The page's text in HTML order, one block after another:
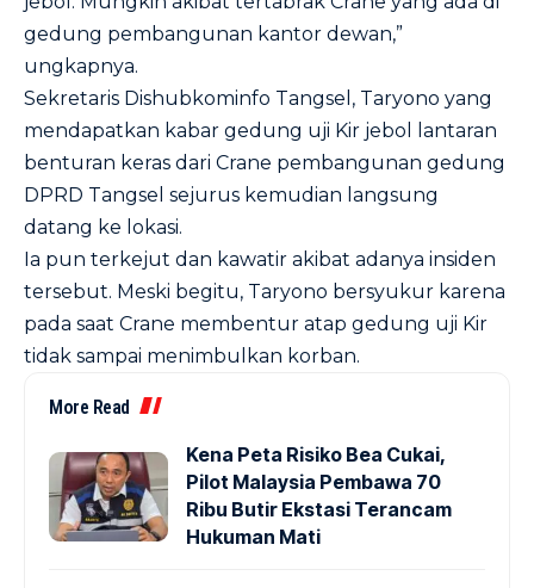
gedung pembangunan kantor dewan,”
ungkapnya.
Sekretaris Dishubkominfo Tangsel, Taryono yang
mendapatkan kabar gedung uji Kir jebol lantaran
benturan keras dari Crane pembangunan gedung
DPRD Tangsel sejurus kemudian langsung
datang ke lokasi.
Ia pun terkejut dan kawatir akibat adanya insiden
tersebut. Meski begitu, Taryono bersyukur karena
pada saat Crane membentur atap gedung uji Kir
tidak sampai menimbulkan korban.
More Read
Kena Peta Risiko Bea Cukai,
Pilot Malaysia Pembawa 70
Ribu Butir Ekstasi Terancam
Hukuman Mati